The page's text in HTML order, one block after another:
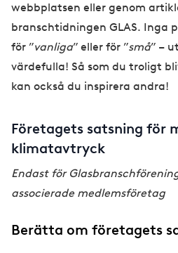
webbplatsen eller genom
branschtidningen GLAS. Inga
för ”vanliga” eller för ”små” –
värdefulla! Så som du troligt
kan också du inspirera andra!
Företagets satsning för
klimatavtryck
Endast för
associerade medlemsföretag
Berätta om företagets